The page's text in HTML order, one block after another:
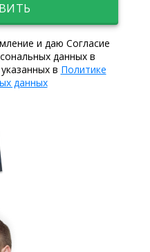
и даю Согласие
данных в
в Политике
данных